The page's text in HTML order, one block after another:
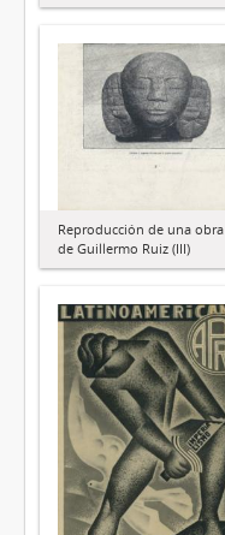
Reproducción de una obra
de Guillermo Ruiz (III)